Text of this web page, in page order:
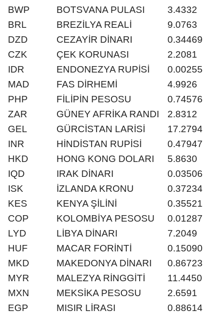
BWP
BOTSVANA PULASI
3.4332
BRL
BREZİLYA REALİ
9.0763
DZD
CEZAYİR DİNARI
0.34469
CZK
ÇEK KORUNASI
2.2081
IDR
ENDONEZYA RUPİSİ
0.00255
MAD
FAS DİRHEMİ
4.9926
PHP
FİLİPİN PESOSU
0.74576
ZAR
GÜNEY AFRİKA RANDI
2.8312
GEL
GÜRCİSTAN LARİSİ
17.2794
INR
HİNDİSTAN RUPİSİ
0.47947
HKD
HONG KONG DOLARI
5.8630
IQD
IRAK DİNARI
0.03506
ISK
İZLANDA KRONU
0.37234
KES
KENYA ŞİLİNİ
0.35521
COP
KOLOMBİYA PESOSU
0.01287
LYD
LİBYA DİNARI
7.2049
HUF
MACAR FORİNTİ
0.15090
MKD
MAKEDONYA DİNARI
0.86723
MYR
MALEZYA RİNGGİTİ
11.4450
MXN
MEKSİKA PESOSU
2.6591
EGP
MISIR LİRASI
0.88614